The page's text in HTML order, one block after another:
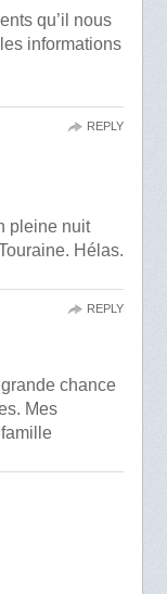
qu’il nous
informations
pleine nuit
Hélas.
REPLY
chance
Mes
REPLY